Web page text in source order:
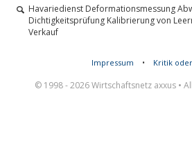
Havariedienst Deformationsmessung
Dichtigkeitsprüfung Kalibrierung von
Verkauf
Impressum • Kritik
© 1998 - 2026 Wirtschaftsnetz axxus •